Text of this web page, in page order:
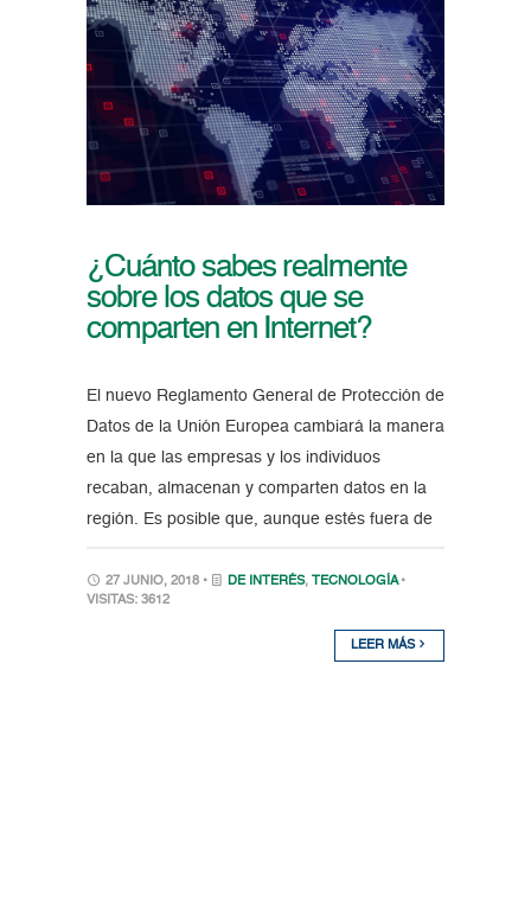
¿Cuánto sabes realmente
sobre los datos que se
comparten en Internet?
El nuevo Reglamento General de Protección de
Datos de la Unión Europea cambiará la manera
en la que las empresas y los individuos
recaban, almacenan y comparten datos en la
región. Es posible que, aunque estés fuera de
27 JUNIO, 2018 • DE INTERÉS, TECNOLOGÍA •
VISITAS: 3612
LEER MÁS